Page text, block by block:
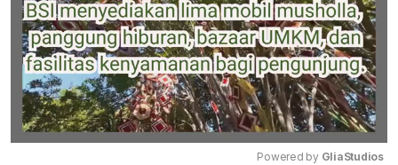
Powered by GliaStudios